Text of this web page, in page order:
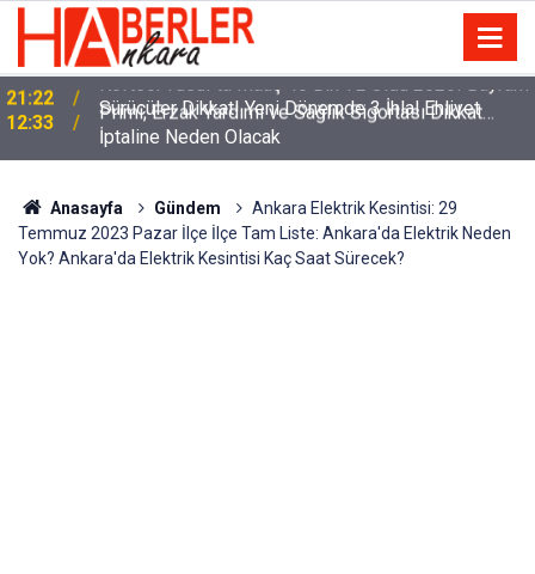
12:33
Sürücüler Dikkat! Yeni Dönemde 3 İhlal Ehliyet
İptaline Neden Olacak
Anasayfa Gündem
Ankara Elektrik Kesintisi: 29
Temmuz 2023 Pazar İlçe İlçe Tam Liste: Ankara'da Elektrik Neden
Yok? Ankara'da Elektrik Kesintisi Kaç Saat Sürecek?